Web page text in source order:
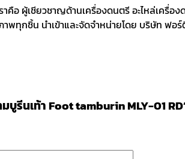
คือ ผู้เชียวชาญด้านเครื่องดนตรี อะไหล่เครื่อ
พทุกชิ้น นำเข้าและจัดจำหน่ายโดย บริษัท ฟอ
บูรีนเท้า Foot tamburin MLY-01